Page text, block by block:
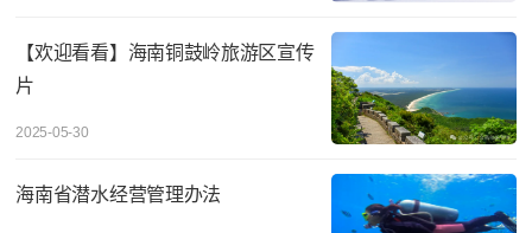
【欢迎看看】海南铜鼓岭旅游区宣传
片
2025-05-30
海南省潜水经营管理办法